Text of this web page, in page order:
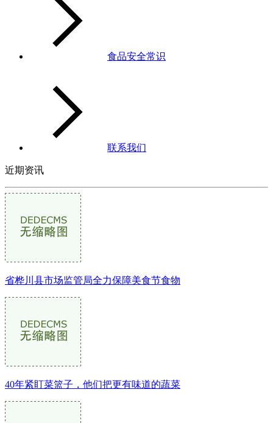
食品安全常识
联系我们
近期资讯
省桦川县市场监管局全力保障美食节食物
40年紧盯菜篮子，他们把更有味道的蔬菜